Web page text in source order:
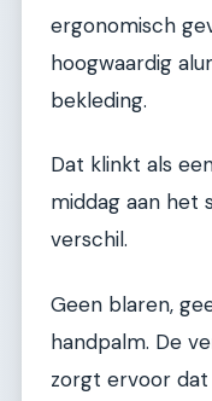
ergonomisch
hoogwaardig
bekleding.
Dat klinkt als
middag aan het
verschil.
Geen blaren,
handpalm. De
zorgt ervoor